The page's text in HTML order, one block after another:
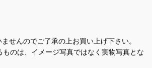
せんのでご了承の上お買い上げ下さい。
のは、イメージ写真ではなく実物写真とな